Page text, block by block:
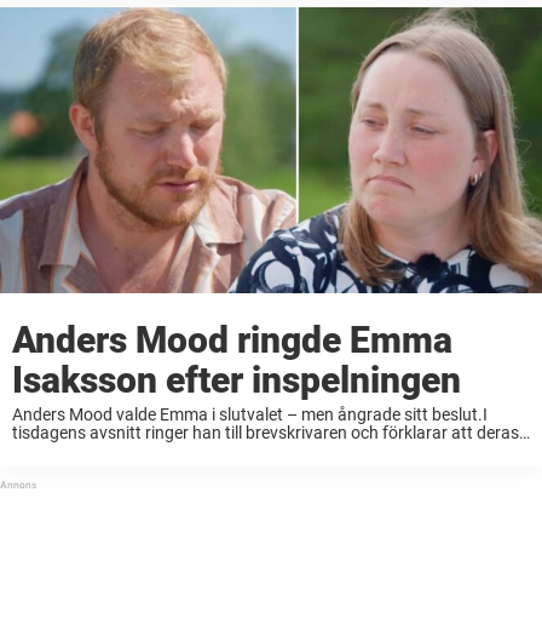
Anders Mood ringde Emma
Isaksson efter inspelningen
Anders Mood valde Emma i slutvalet – men ångrade sitt beslut.I
tisdagens avsnitt ringer han till brevskrivaren och förklarar att deras